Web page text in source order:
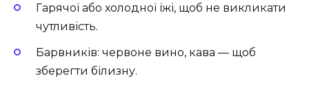
Гарячої або холодної їжі, щоб не викликати
чутливість.
Барвників: червоне вино, кава — щоб
зберегти білизну.